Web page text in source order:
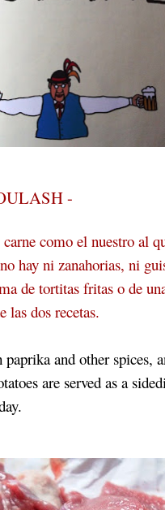
-
como el nuestro al
hay ni zanahorias, ni
de tortitas fritas o de
las dos recetas.
and other spices,
are served as a